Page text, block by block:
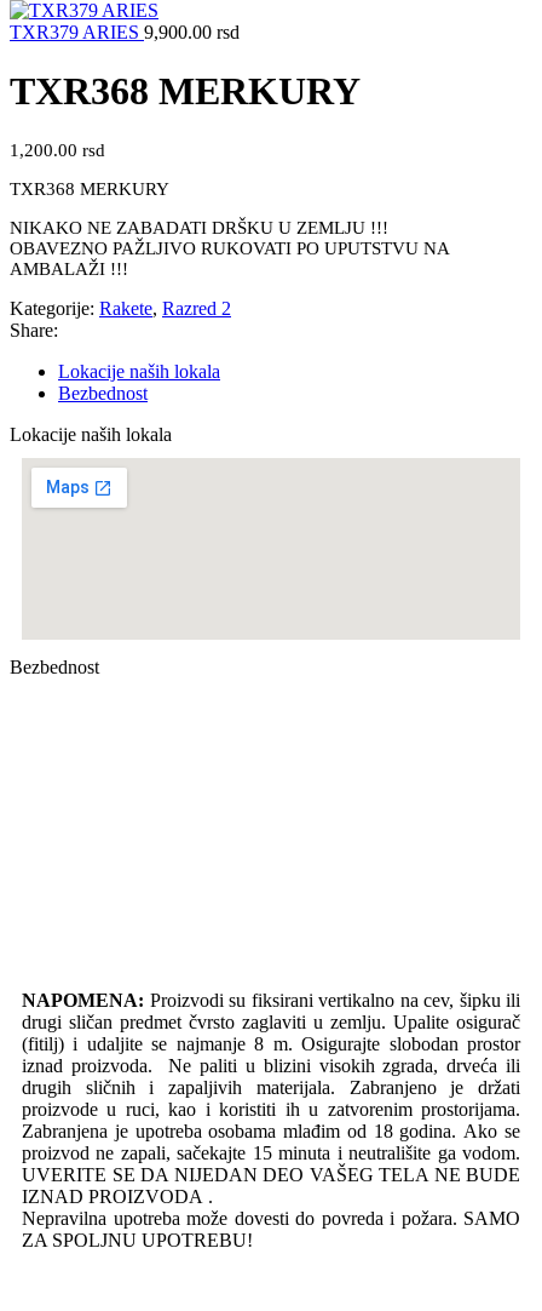
TXR379 ARIES 9,900.00 rsd
TXR368 MERKURY
1,200.00 rsd
TXR368 MERKURY
NIKAKO NE ZABADATI DRŠKU U ZEMLJU !!!
OBAVEZNO PAŽLJIVO RUKOVATI PO UPUTSTVU NA
AMBALAŽI !!!
Kategorije: Rakete, Razred 2
Share:
Lokacije naših lokala
Bezbednost
Lokacije naših lokala
Bezbednost
NAPOMENA: Proizvodi su fiksirani vertikalno na cev, šipku ili
drugi sličan predmet čvrsto zaglaviti u zemlju. Upalite osigurač
(fitilj) i udaljite se najmanje 8 m. Osigurajte slobodan prostor
iznad proizvoda. Ne paliti u blizini visokih zgrada, drveća ili
drugih sličnih i zapaljivih materijala. Zabranjeno je držati
proizvode u ruci, kao i koristiti ih u zatvorenim prostorijama.
Zabranjena je upotreba osobama mlađim od 18 godina. Ako se
proizvod ne zapali, sačekajte 15 minuta i neutrališite ga vodom.
UVERITE SE DA NIJEDAN DEO VAŠEG TELA NE BUDE
IZNAD PROIZVODA .
Nepravilna upotreba može dovesti do povreda i požara. SAMO
ZA SPOLJNU UPOTREBU!